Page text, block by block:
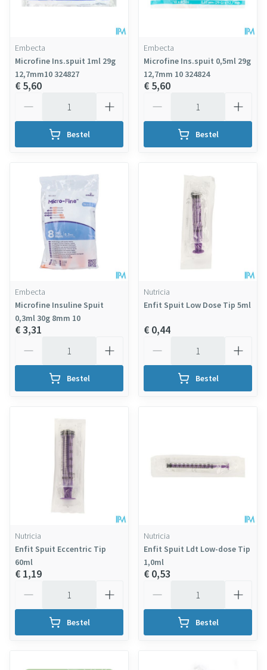
Embecta
Microfine Ins.spuit 1ml 29g
12,7mm10 324827
€ 5,60
Bestel
Embecta
Microfine Ins.spuit 0,5ml 29g
12,7mm 10 324824
€ 5,60
Bestel
Embecta
Microfine Insuline Spuit
0,3ml 30g 8mm 10
€ 3,31
Bestel
Nutricia
Enfit Spuit Low Dose Tip 5ml
€ 0,44
Bestel
Nutricia
Enfit Spuit Eccentric Tip
60ml
€ 1,19
Bestel
Nutricia
Enfit Spuit Ldt Low-dose Tip
1,0ml
€ 0,53
Bestel